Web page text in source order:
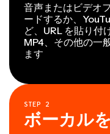
音声またはビデオ
ードするか、
ど、URL を貼り付
MP4、その他の一
ます
STEP 2
ボーカル